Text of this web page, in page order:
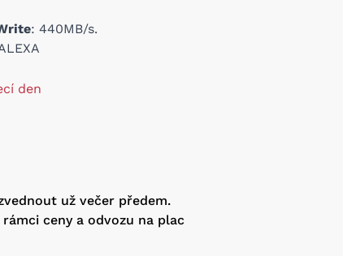
: 440MB/s.
den
už večer předem.
ceny a odvozu na plac